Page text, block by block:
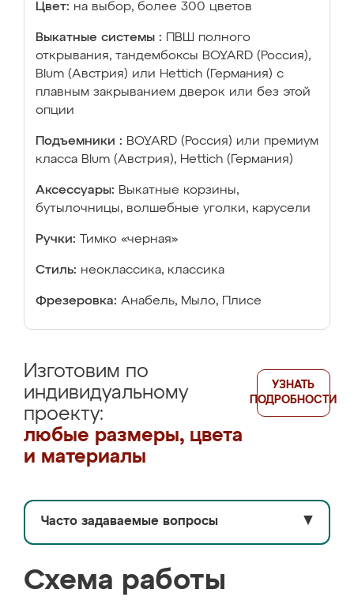
Цвет: на выбор, более 300 цветов
Выкатные системы :
ПВШ полного
открывания, тандембоксы BOYARD (Россия),
Blum (Австрия) или Hettich (Германия) с
плавным закрыванием дверок или без этой
опции
Подъемники : BOYARD (Россия) или премиум
класса Blum (Австрия), Hettich (Германия)
Аксессуары: Выкатные корзины,
бутылочницы, волшебные уголки, карусели
Ручки: Тимко «черная»
Стиль: неоклассика, классика
Фрезеровка: Анабель, Мыло, Плисе
Изготовим по
индивидуальному
проекту:
любые размеры, цвета
и материалы
УЗНАТЬ
ПОДРОБНОСТИ
Часто задаваемые вопросы ▼
Схема работы